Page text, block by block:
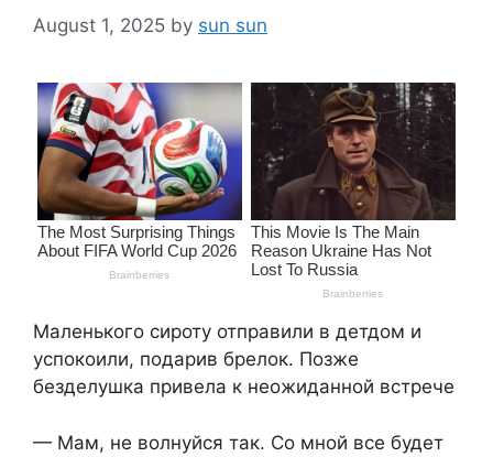
August 1, 2025 by sun sun
Маленького сироту отправили в детдом и
успокоили, подарив брелок. Позже
безделушка привела к неожиданной встрече
— Мам, не волнуйся так. Со мной все будет